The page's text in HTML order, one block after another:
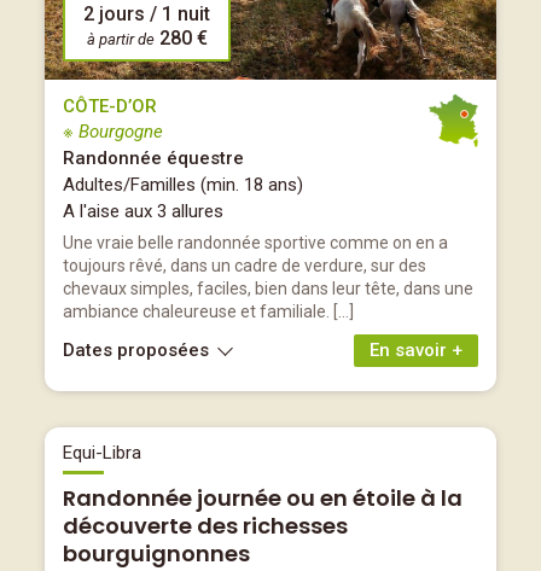
2 jours / 1 nuit
à partir de 280 €
CÔTE-D’OR
※ Bourgogne
Randonnée équestre
Adultes/Familles (min. 18 ans)
A l'aise aux 3 allures
Une vraie belle randonnée sportive comme on en a
toujours rêvé, dans un cadre de verdure, sur des
chevaux simples, faciles, bien dans leur tête, dans une
ambiance chaleureuse et familiale. […]
En savoir +
Dates proposées
Equi-Libra
Randonnée journée ou en étoile à la
découverte des richesses
bourguignonnes